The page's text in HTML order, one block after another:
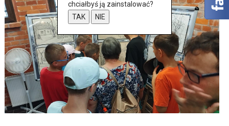
chciałbyś ją zainstalować?
TAK
NIE